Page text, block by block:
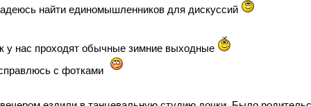
найти единомышленников для дискуссий
у нас проходят обычные зимние выходные
с фотками